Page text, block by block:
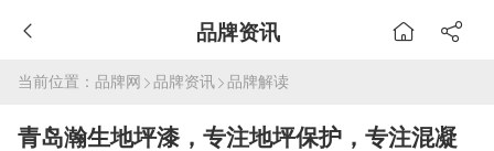
品牌资讯
当前位置： 品牌网 品牌资讯 品牌解读
青岛瀚生地坪漆，专注地坪保护，专注混凝